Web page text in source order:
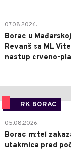
07.08.2026.
Borac u
Revanš sa ML
nastup crveno-
RK BORAC
05.08.2026.
Borac m:tel
utakmica pred